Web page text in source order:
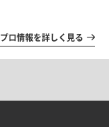
プロ情報を詳しく見る